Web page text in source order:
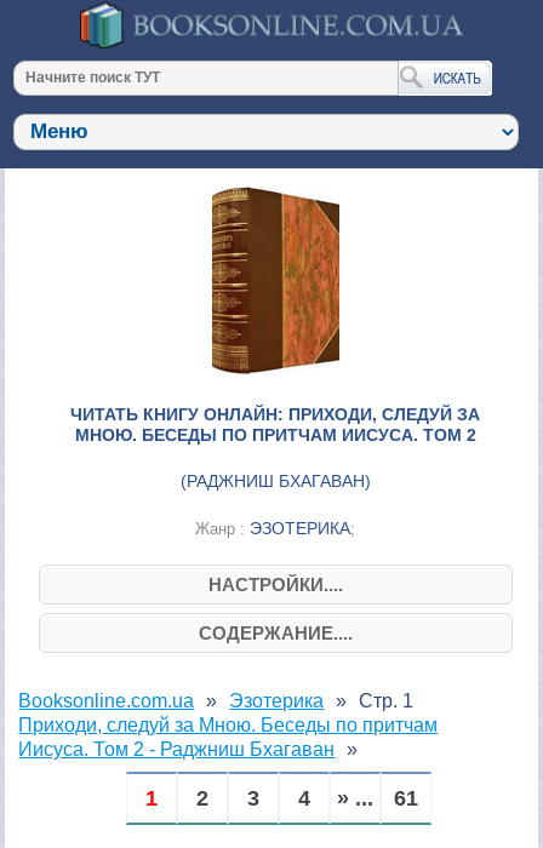
ЧИТАТЬ КНИГУ ОНЛАЙН: ПРИХОДИ, СЛЕДУЙ ЗА
МНОЮ. БЕСЕДЫ ПО ПРИТЧАМ ИИСУСА. ТОМ 2
(РАДЖНИШ БХАГАВАН)
Жанр : ЭЗОТЕРИКА;
НАСТРОЙКИ....
СОДЕРЖАНИЕ....
Booksonline.com.ua
Эзотерика
Приходи, следуй за Мною. Беседы по притчам
Иисуса. Том 2 - Раджниш Бхагаван
Стр. 1
1 2 3 4 » ... 61